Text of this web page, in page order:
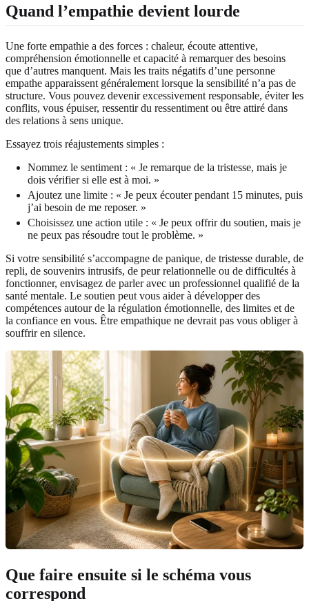
Quand l’empathie devient lourde
Une forte empathie a des forces : chaleur, écoute attentive,
compréhension émotionnelle et capacité à remarquer des besoins
que d’autres manquent. Mais les traits négatifs d’une personne
empathe apparaissent généralement lorsque la sensibilité n’a pas de
structure. Vous pouvez devenir excessivement responsable, éviter les
conflits, vous épuiser, ressentir du ressentiment ou être attiré dans
des relations à sens unique.
Essayez trois réajustements simples :
Nommez le sentiment : « Je remarque de la tristesse, mais je
dois vérifier si elle est à moi. »
Ajoutez une limite : « Je peux écouter pendant 15 minutes, puis
j’ai besoin de me reposer. »
Choisissez une action utile : « Je peux offrir du soutien, mais je
ne peux pas résoudre tout le problème. »
Si votre sensibilité s’accompagne de panique, de tristesse durable, de
repli, de souvenirs intrusifs, de peur relationnelle ou de difficultés à
fonctionner, envisagez de parler avec un professionnel qualifié de la
santé mentale. Le soutien peut vous aider à développer des
compétences autour de la régulation émotionnelle, des limites et de
la confiance en vous. Être empathique ne devrait pas vous obliger à
souffrir en silence.
Que faire ensuite si le schéma vous
correspond